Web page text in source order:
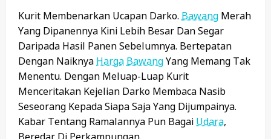
Kurit Membenarkan Ucapan Darko. Bawang Merah
Yang Dipanennya Kini Lebih Besar Dan Segar
Daripada Hasil Panen Sebelumnya. Bertepatan
Dengan Naiknya Harga BawangYang Memang Tak
Menentu. Dengan Meluap-Luap Kurit
Menceritakan Kejelian Darko Membaca Nasib
Seseorang Kepada Siapa Saja Yang Dijumpainya.
Kabar Tentang Ramalannya Pun Bagai Udara,